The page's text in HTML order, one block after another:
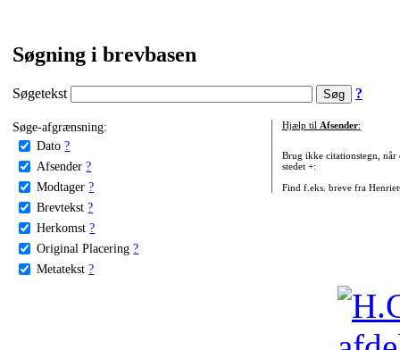
Søgning i brevbasen
Søgetekst ?
Søge-afgrænsning:
Dato ?
Afsender ?
Modtager ?
Brevtekst ?
Herkomst ?
Original Placering ?
Metatekst ?
Hjælp til Afsender:
Brug ikke citationstegn, når
stedet +:
Find f.eks. breve fra